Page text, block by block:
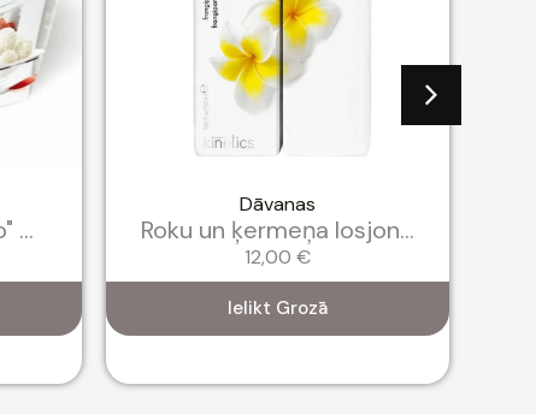
...
Dāvanas
Roku un ķermeņa losjon...
12,00 €
Ielikt Grozā